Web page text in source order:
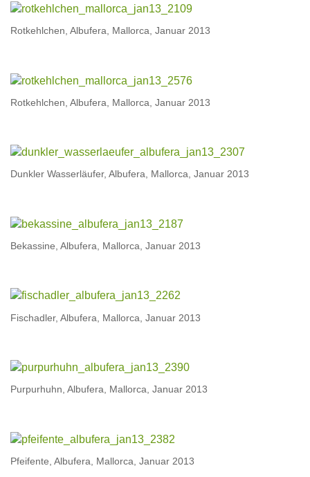
Rotkehlchen, Albufera, Mallorca, Januar 2013
Rotkehlchen, Albufera, Mallorca, Januar 2013
Dunkler Wasserläufer, Albufera, Mallorca, Januar 2013
Bekassine, Albufera, Mallorca, Januar 2013
Fischadler, Albufera, Mallorca, Januar 2013
Purpurhuhn, Albufera, Mallorca, Januar 2013
Pfeifente, Albufera, Mallorca, Januar 2013